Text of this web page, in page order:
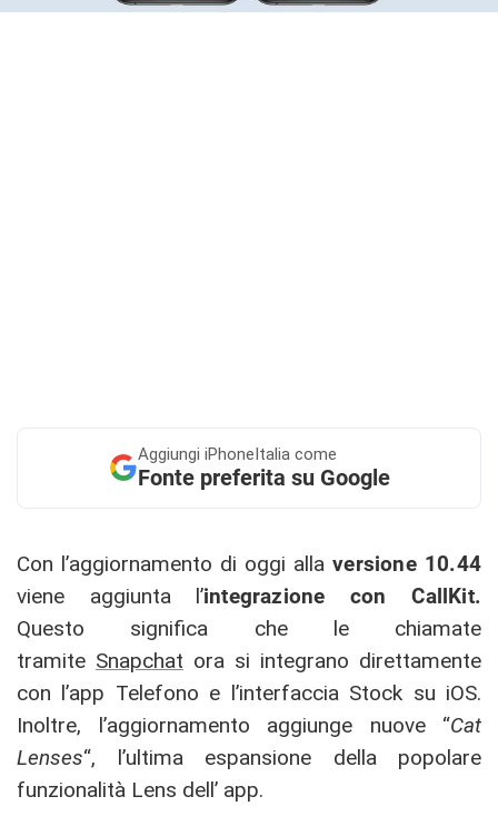
Aggiungi iPhoneItalia come
Fonte preferita su Google
Con l’aggiornamento di oggi allaversione 10.44
viene aggiunta l’integrazione con CallKit.
Questo
significa che le chiamate
tramite Snapchat ora si integrano direttamente
con l’app Telefono e l’interfaccia Stock su iOS.
Inoltre, l’aggiornamento aggiunge nuove “Cat
Lenses“, l’ultima espansione della popolare
funzionalità Lens dell’ app.